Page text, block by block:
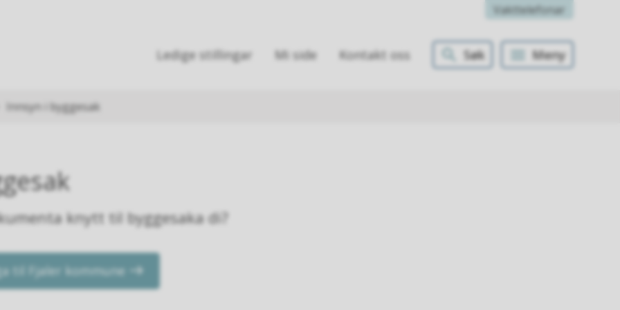
Vakttelefonar
Ledige stillingar Mi side Kontakt oss Søk Meny
Innsyn i byggesak
knytt til byggesaka di?
til Fjaler kommune